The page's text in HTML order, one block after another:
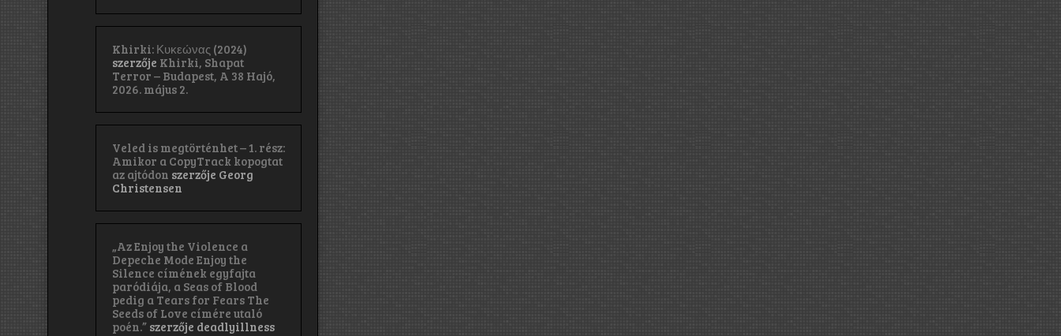
Khirki: Κ​υ​κ​ε​ώ​ν​α​ς (2024)
szerzője Khirki, Shapat
Terror – Budapest, A 38 Hajó,
2026. május 2.
Veled is megtörténhet – 1. rész:
Amikor a CopyTrack kopogtat
az ajtódon szerzője Georg
Christensen
„Az Enjoy the Violence a
Depeche Mode Enjoy the
Silence címének egyfajta
paródiája, a Seas of Blood
pedig a Tears for Fears The
Seeds of Love címére utaló
poén.” szerzője deadlyillness